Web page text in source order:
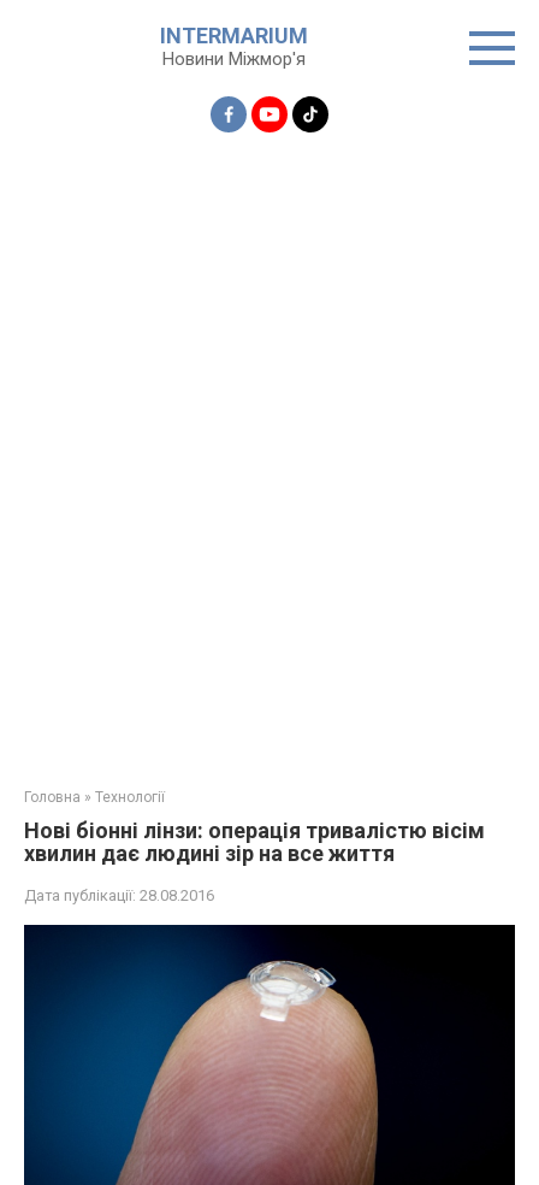
INTERMARIUM
Новини Міжмор'я
Головна » Технології
Нові біонні лінзи: операція тривалістю вісім
хвилин дає людині зір на все життя
Дата публікації: 28.08.2016